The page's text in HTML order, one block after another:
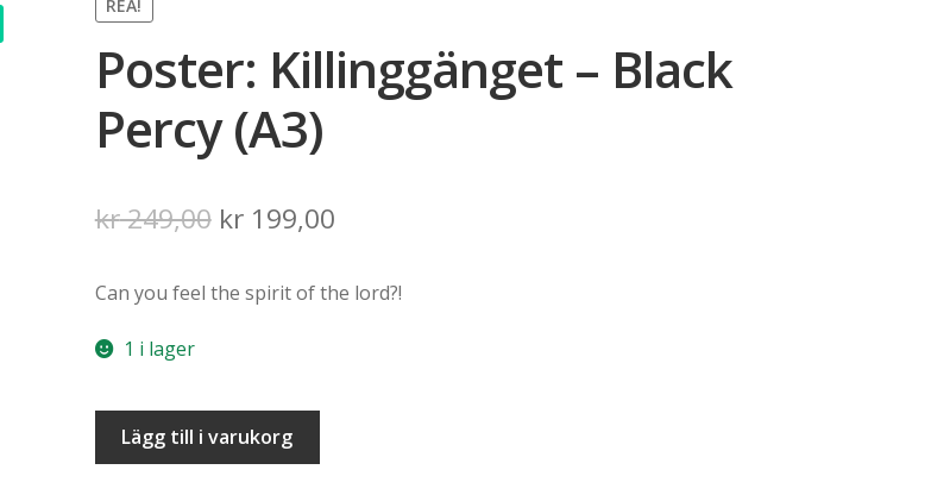
REA!
Poster: Killinggänget – Black
Percy (A3)
kr249,00 Det
priset
kr199,00Det
priset
Can you feel the spirit of the lord?!
1 i lager
Poster:
Killinggänget
Lägg till i varukorg